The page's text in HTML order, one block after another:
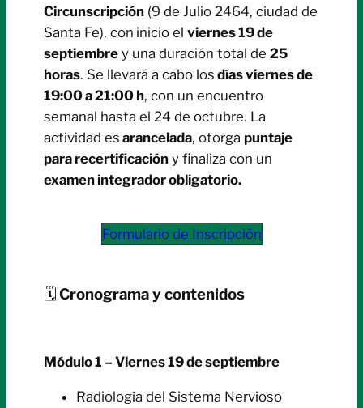
Circunscripción (9 de Julio 2464, ciudad de
Santa Fe), con inicio el viernes 19 de
septiembre y una duración total de 25
horas. Se llevará a cabo los días viernes de
19:00 a 21:00 h, con un encuentro
semanal hasta el 24 de octubre. La
actividad es arancelada, otorga puntaje
para recertificación y finaliza con un
examen integrador obligatorio.
Formulario de Inscripción
🗓Cronograma y contenidos
Módulo 1 – Viernes 19 de septiembre
Radiología del Sistema Nervioso